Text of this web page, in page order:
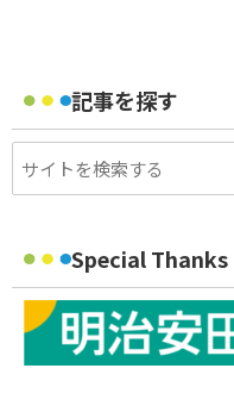
記事を探す
Special Thanks